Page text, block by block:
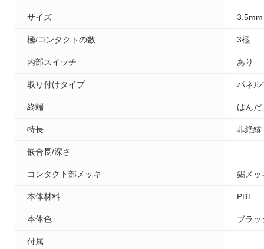
サイズ 3.5mm
極/コンタクトの数 3極
内部スイッチ あり
取り付けタイプ パネル
終端 はんだ
特長 非絶縁
嵌合長/深さ
コンタクト部メッキ 錫メッ
本体材料 PBT
本体色 ブラッ
付属